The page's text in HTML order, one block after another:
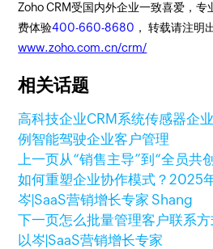
Zoho CRM受国内外企业一致喜爱，专
费体验400-660-8680 ， 转载请注明
www.zoho.com.cn/crm/
相关话题
高科技企业CRM系统传感器企
例 智能驾驶企业客户管理
上一页从“销售主导”到“全员共
如何重塑企业协作模式？2025
岑|SaaS营销增长专家 Shang
下一页怎么批量管理客户联系
以岑|SaaS营销增长专家